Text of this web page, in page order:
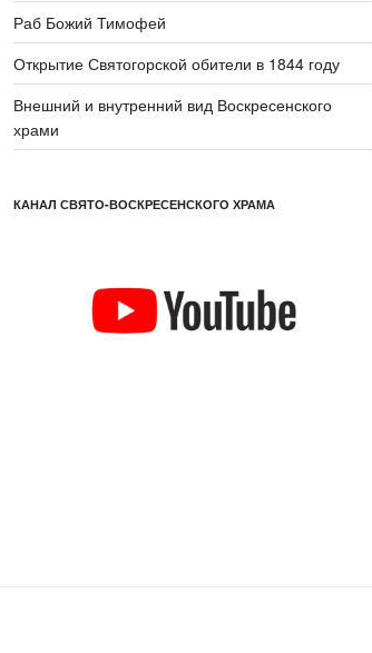
Раб Божий Тимофей
Открытие Святогорской обители в 1844 году
Внешний и внутренний вид Воскресенского
храми
КАНАЛ СВЯТО-ВОСКРЕСЕНСКОГО ХРАМА